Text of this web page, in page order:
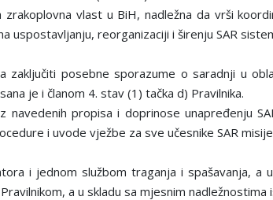
vlast u BiH, nadležna da vrši
uspostavljanju, reorganizaciji i širenju SAR
posebne sporazume o saradnji u
je i članom 4. stav (1) tačka d) Pravilnika.
propisa i doprinose unapređenju
i uvode vježbe za sve učesnike SAR
i jednom službom traganja i spašavanja, a
a u skladu sa mjesnim nadležnostima